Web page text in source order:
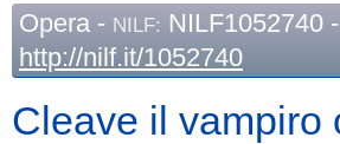
Opera - NILF: NILF1052740 -
http://nilf.it/1052740
Cleave il vampiro